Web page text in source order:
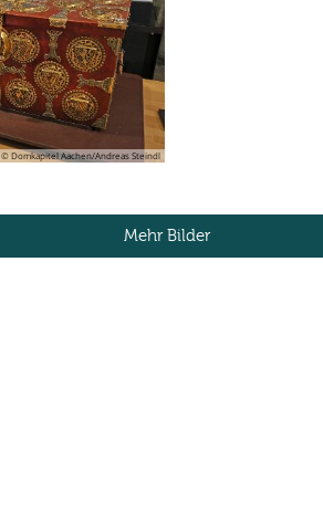
© Domkapitel Aachen/Andreas Steindl
Mehr Bilder